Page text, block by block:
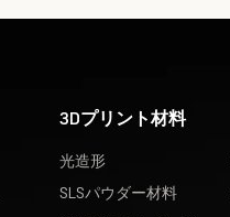
3Dプリント材料
光造形
SLSパウダー材料